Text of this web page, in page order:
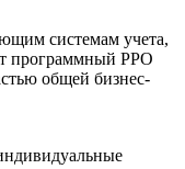
системам учета,
программный РРО
общей бизнес-